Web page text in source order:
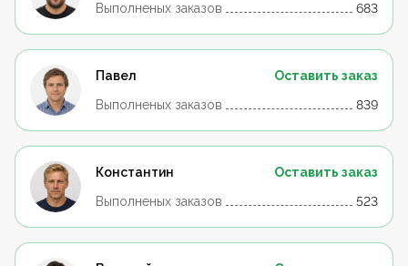
Выполненых заказов
683
Павел
Оставить заказ
Выполненых заказов
839
Константин
Оставить заказ
Выполненых заказов
523